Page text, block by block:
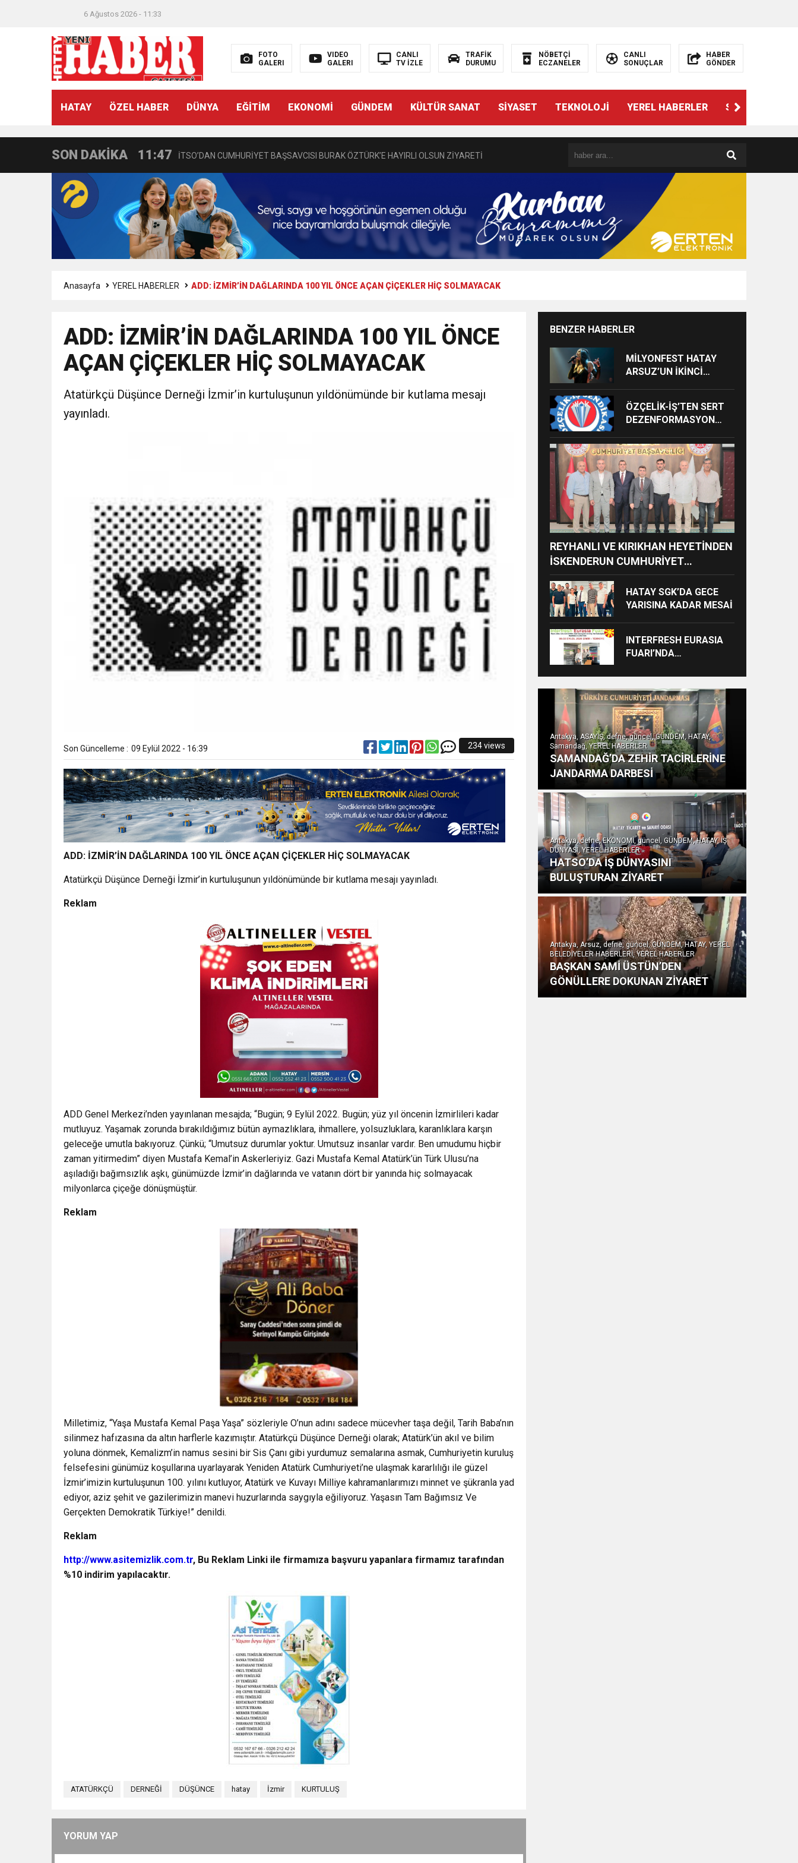
6 Ağustos 2026 - 11:33
FOTO
GALERI
VIDEO
GALERI
CANLI
TV İZLE
TRAFİK
DURUMU
NÖBETÇİ
ECZANELER
CANLI
SONUÇLAR
HABER
GÖNDER
HATAY ÖZEL HABER DÜNYA EĞİTİM EKONOMİ GÜNDEM KÜLTÜR SANAT SİYASET TEKNOLOJİ YEREL HABERLER SPOR
SON DAKİKA
21:40
11:47 İTSO’DAN CUMHURİYET BAŞSAVCISI BURAK ÖZTÜRK’E HAYIRLI OLSUN ZİYARETİ
18:55 İNCE’NİN CHP’DE KALMASININ PERDE ARKASI: GÖRÜNENDEN DAHA FAZLASI MI VAR?
11:57 IŞIL Eczanesi Görkemli Bir Törenle Hizmete Açıldı
21:40
6:19 HBB BAŞKANI ÖNTÜRK’ÜN CUMHURİYET BAYRAMI MESAJI
17:36 KURUMLAR VERGİSİ ERTELENDİ
Anasayfa YEREL HABERLER ADD: İZMİR’İN DAĞLARINDA 100 YIL ÖNCE AÇAN ÇİÇEKLER HİÇ SOLMAYACAK
ADD: İZMİR’İN DAĞLARINDA 100 YIL ÖNCE
AÇAN ÇİÇEKLER HİÇ SOLMAYACAK
Atatürkçü Düşünce Derneği İzmir’in kurtuluşunun yıldönümünde bir kutlama mesajı
yayınladı.
Son Güncelleme : 09 Eylül 2022 - 16:39 234 views
ADD: İZMİR’İN DAĞLARINDA 100 YIL ÖNCE AÇAN ÇİÇEKLER HİÇ SOLMAYACAK
Atatürkçü Düşünce Derneği İzmir’in kurtuluşunun yıldönümünde bir kutlama mesajı yayınladı.
Reklam
ADD Genel Merkezi’nden yayınlanan mesajda; “Bugün; 9 Eylül 2022. Bugün; yüz yıl öncenin İzmirlileri kadar
mutluyuz. Yaşamak zorunda bırakıldığımız bütün aymazlıklara, ihmallere, yolsuzluklara, karanlıklara karşın
geleceğe umutla bakıyoruz. Çünkü; “Umutsuz durumlar yoktur. Umutsuz insanlar vardır. Ben umudumu hiçbir
zaman yitirmedim” diyen Mustafa Kemal’in Askerleriyiz. Gazi Mustafa Kemal Atatürk’ün Türk Ulusu’na
aşıladığı bağımsızlık aşkı, günümüzde İzmir’in dağlarında ve vatanın dört bir yanında hiç solmayacak
milyonlarca çiçeğe dönüşmüştür.
Reklam
Milletimiz, “Yaşa Mustafa Kemal Paşa Yaşa” sözleriyle O’nun adını sadece mücevher taşa değil, Tarih Baba’nın
silinmez hafızasına da altın harflerle kazımıştır. Atatürkçü Düşünce Derneği olarak; Atatürk’ün akıl ve bilim
yoluna dönmek, Kemalizm’in namus sesini bir Sis Çanı gibi yurdumuz semalarına asmak, Cumhuriyetin kuruluş
felsefesini günümüz koşullarına uyarlayarak Yeniden Atatürk Cumhuriyeti’ne ulaşmak kararlılığı ile güzel
İzmir’imizin kurtuluşunun 100. yılını kutluyor, Atatürk ve Kuvayı Milliye kahramanlarımızı minnet ve şükranla yad
ediyor, aziz şehit ve gazilerimizin manevi huzurlarında saygıyla eğiliyoruz. Yaşasın Tam Bağımsız Ve
Gerçekten Demokratik Türkiye!” denildi.
Reklam
http://www.asitemizlik.com.tr, Bu Reklam Linki ile firmamıza başvuru yapanlara firmamız tarafından
%10 indirim yapılacaktır.
ATATÜRKÇÜ DERNEĞİ DÜŞÜNCE hatay İzmir KURTULUŞ
YORUM YAP
BENZER HABERLER
MİLYONFEST HATAY
ARSUZ’UN İKİNCİ
ALACAK
ÖZÇELİK-İŞ’TEN SERT
DEZENFORMASYON
VE CEZAİ SÜREÇ
BAŞLATILDI”
REYHANLI VE KIRIKHAN HEYETİNDEN
İSKENDERUN CUMHURİYET
BAŞSAVCILIĞINA ZİYARET
HATAY SGK’DA GECE
YARISINA KADAR MESAİ
INTERFRESH EURASIA
FUARI’NDA
BİRLİKLERİ İÇİN GERİ
SAYIM BAŞLADI
Antakya, ASAYİŞ, defne, güncel, GÜNDEM, HATAY,
Samandağ, YEREL HABERLER
SAMANDAĞ’DA ZEHİR TACİRLERİNE
JANDARMA DARBESİ
Antakya, defne, EKONOMİ, güncel, GÜNDEM, HATAY, İŞ
DÜNYASI, YEREL HABERLER
HATSO’DA İŞ DÜNYASINI
BULUŞTURAN ZİYARET
Antakya, Arsuz, defne, güncel, GÜNDEM, HATAY, YEREL
BELEDİYELER HABERLERİ, YEREL HABERLER
BAŞKAN SAMİ ÜSTÜN’DEN
GÖNÜLLERE DOKUNAN ZİYARET